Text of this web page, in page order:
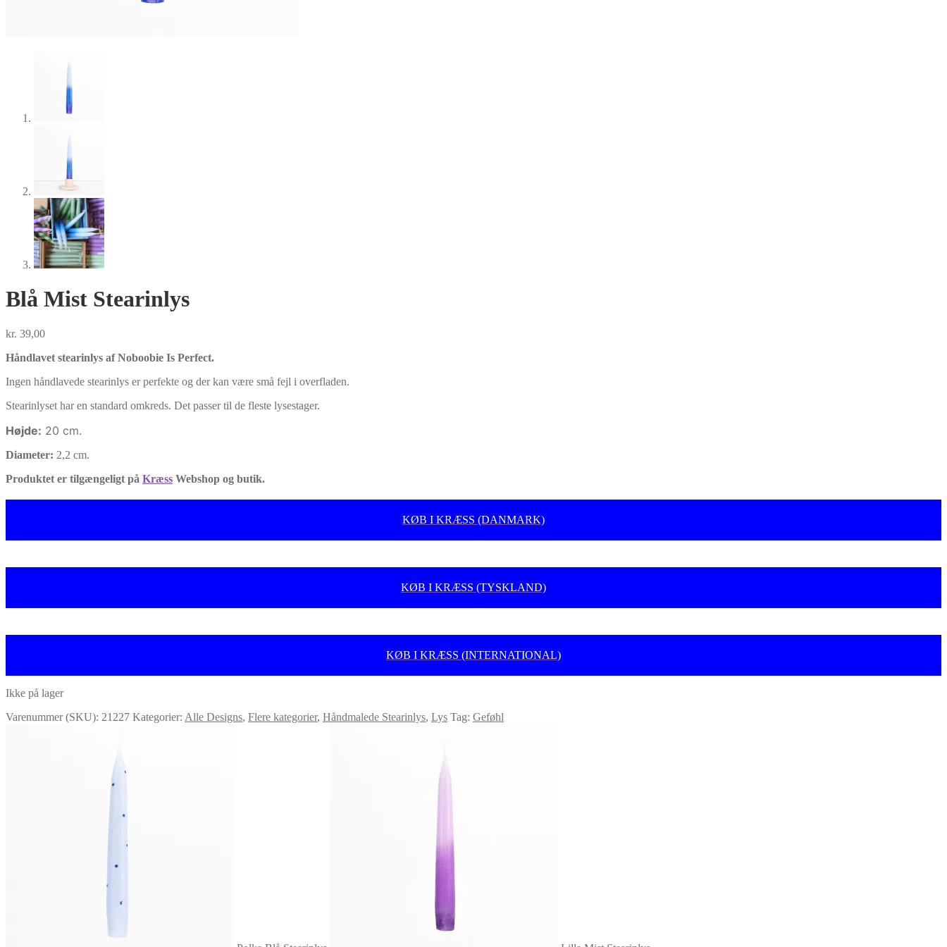
Blå Mist Stearinlys
kr. 39,00
Håndlavet stearinlys af Noboobie Is Perfect.
Ingen håndlavede stearinlys er perfekte og der kan være små fejl i overfladen.
Stearinlyset har en standard omkreds. Det passer til de fleste lysestager.
Højde: 20 cm.
Diameter: 2,2 cm.
Produktet er tilgængeligt på Kræss Webshop og butik.
KØB I KRÆSS (DANMARK)
KØB I KRÆSS (TYSKLAND)
KØB I KRÆSS (INTERNATIONAL)
Ikke på lager
Varenummer (SKU): 21227 Kategorier: Alle Designs, Flere kategorier, Håndmalede Stearinlys, Lys Tag: Geføhl